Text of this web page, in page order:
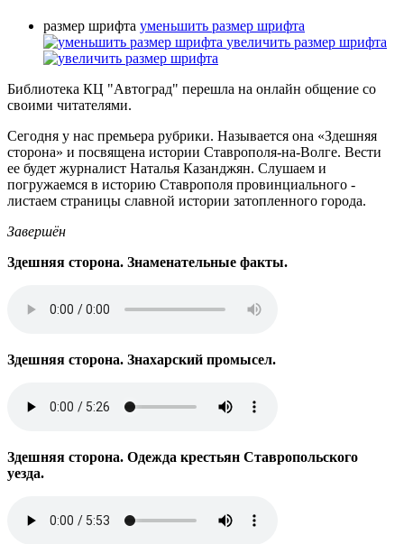
размер шрифта уменьшить размер шрифта
увеличить размер шрифта
Библиотека КЦ "Автоград" перешла на онлайн общение со
своими читателями.
Сегодня у нас премьера рубрики. Называется она «Здешняя
сторона» и посвящена истории Ставрополя-на-Волге. Вести
ее будет журналист Наталья Казанджян. Слушаем и
погружаемся в историю Ставрополя провинциального -
листаем страницы славной истории затопленного города.
Завершён
Здешняя сторона. Знаменательные факты.
Здешняя сторона. Знахарский промысел.
Здешняя сторона. Одежда крестьян Ставропольского
уезда.